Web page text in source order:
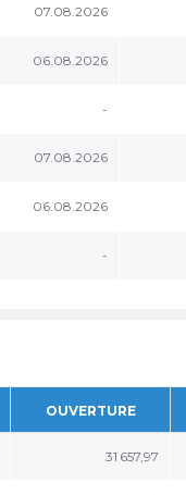
07.08.2026
06.08.2026
-
07.08.2026
06.08.2026
-
OUVERTURE
31 657,97